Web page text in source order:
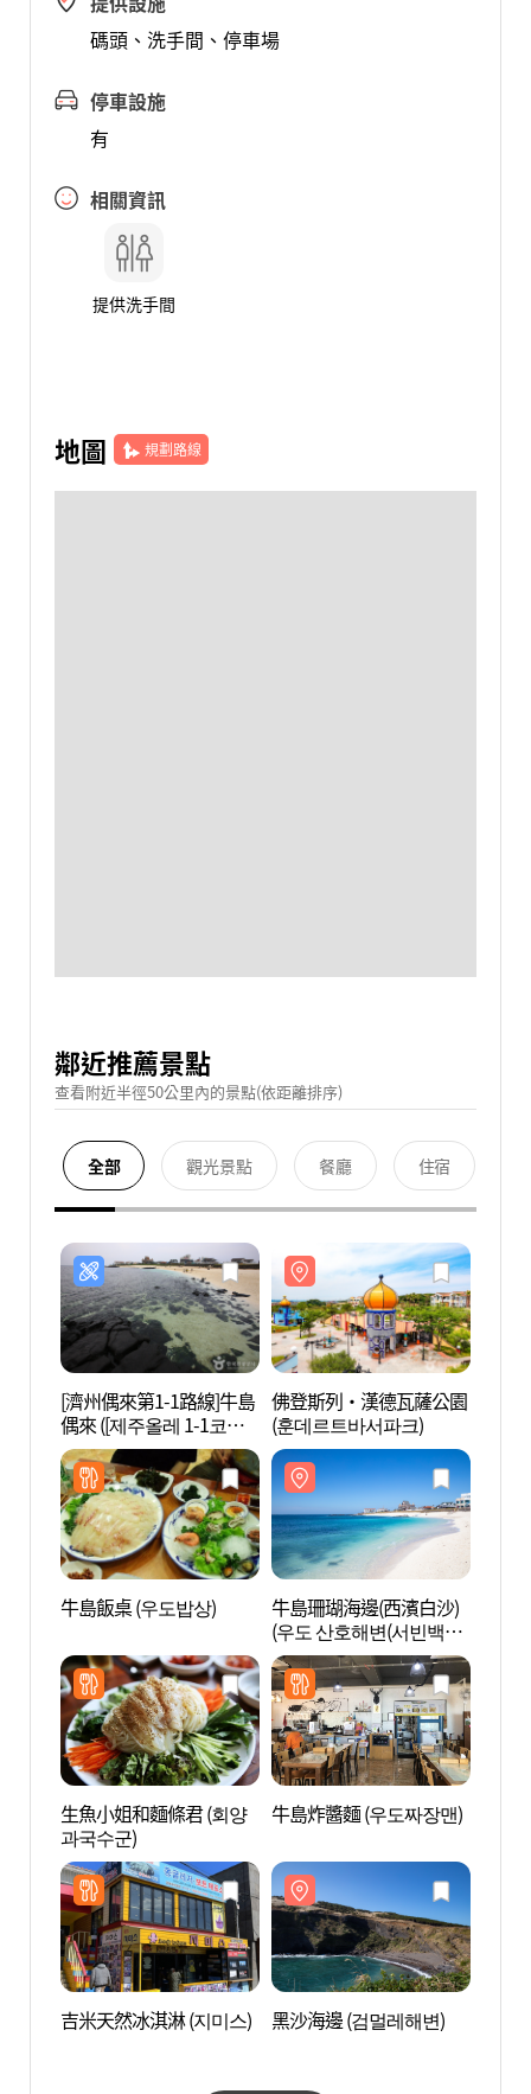
碼頭、洗手間、停車場
停車設施
有
相關資訊
提供洗手間
地圖 規劃路線
鄰近推薦景點
查看附近半徑50公里內的景點(依距離排序)
全部 觀光景點 餐廳 住宿
[濟州偶來第1-1路線]牛島
偶來 ([제주올레 1-1코스]
우도올레)
佛登斯列·漢德瓦薩公園
(훈데르트바서파크)
牛島飯桌 (우도밥상)
牛島珊瑚海邊(西濱白沙)
(우도 산호해변(서빈백
사))
生魚小姐和麵條君 (회양
과국수군)
牛島炸醬麵 (우도짜장맨)
吉米天然冰淇淋 (지미스) 黑沙海邊 (검멀레해변)